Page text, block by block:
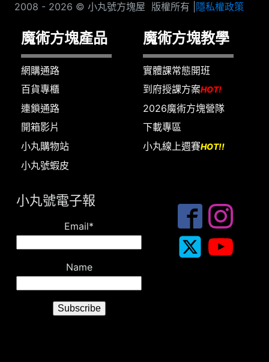
2008 - 2026 © 小丸號方塊屋 版權所有 | 隱私權政策
魔術方塊產品
網購通路
百貨專櫃
連鎖通路
開箱影片
小丸購物站
小丸號蝦皮
魔術方塊教學
實體課常態開班
到府授課方案HOT!
2026魔術方塊營隊
下載專區
小丸線上週賽HOT!!
小丸號電子報
Email*
Name